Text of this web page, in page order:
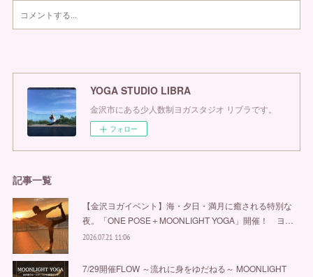
YOGA STUDIO LIBRA
金沢市にある少人数制ヨガスタジオ リブラです。
フォロー
記事一覧
【金沢ヨガイベント】海・夕日・満月に癒される特別な
夜。「ONE POSE＋MOONLIGHT YOGA」開催！ ヨ…
2026.07.21 11:06
7/29開催FLOW ～流れに身をゆだねる～ MOONLIGHT